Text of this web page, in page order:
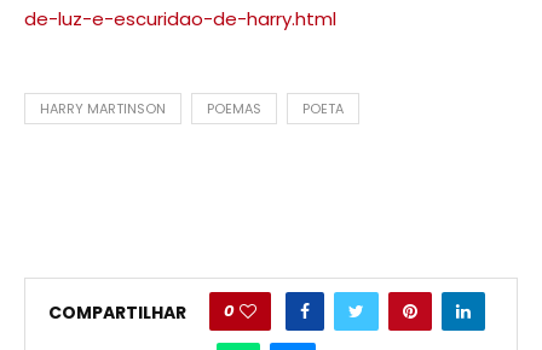
de-luz-e-escuridao-de-harry.html
HARRY MARTINSON POEMAS POETA
COMPARTILHAR 0